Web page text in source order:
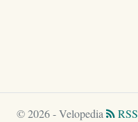
© 2026 - Velopedia RSS